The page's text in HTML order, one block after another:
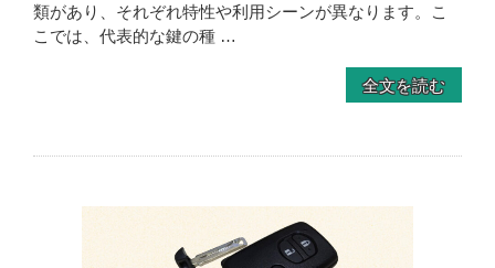
類があり、それぞれ特性や利用シーンが異なります。こ
こでは、代表的な鍵の種 …
全文を読む